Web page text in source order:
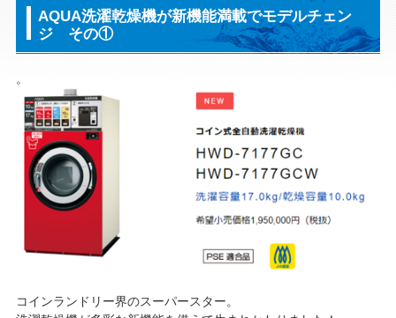
AQUA洗濯乾燥機が新機能満載でモデルチェン
ジ その①
。
コインランドリー界のスーパースター。